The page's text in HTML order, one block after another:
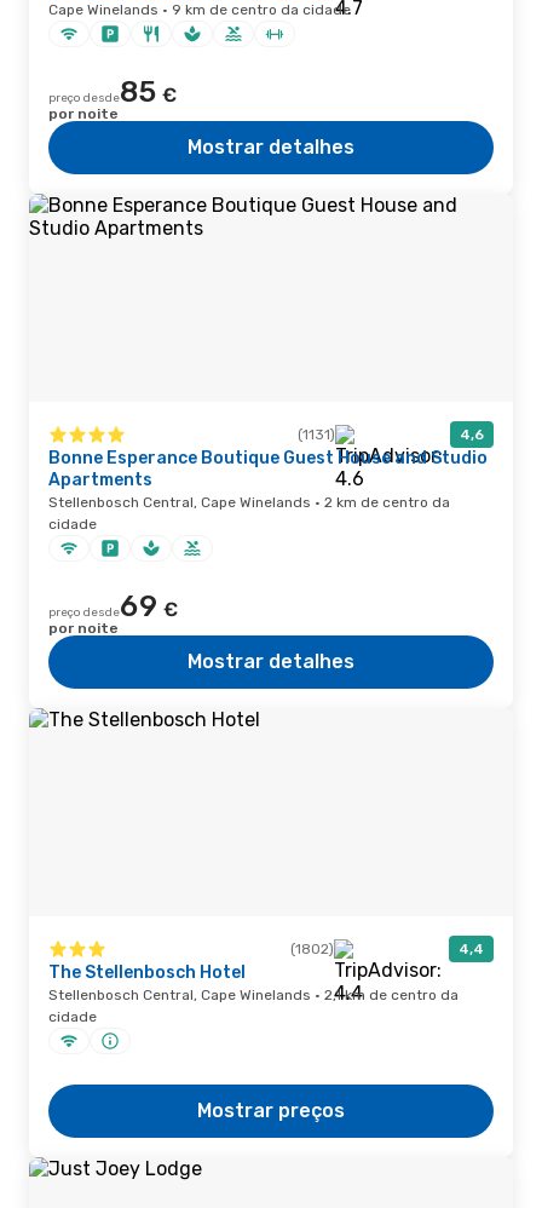
Cape Winelands · 9 km de centro da cidade
preço desde85 €
por noite
Mostrar detalhes
(1131) 4,6
Bonne Esperance Boutique Guest House and Studio
Apartments
Stellenbosch Central, Cape Winelands · 2 km de centro da
cidade
preço desde69 €
por noite
Mostrar detalhes
(1802) 4,4
The Stellenbosch Hotel
Stellenbosch Central, Cape Winelands · 2,1 km de centro da
cidade
Mostrar preços